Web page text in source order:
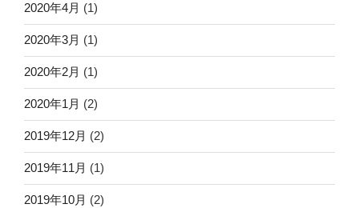
2020年4月 (1)
2020年3月 (1)
2020年2月 (1)
2020年1月 (2)
2019年12月 (2)
2019年11月 (1)
2019年10月 (2)